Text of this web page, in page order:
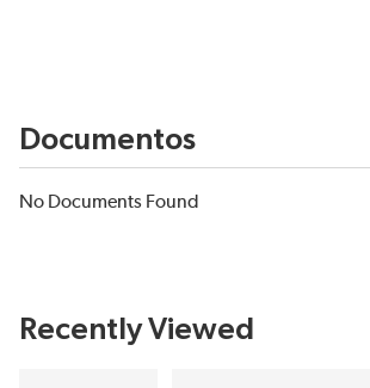
Documentos
No Documents Found
Recently Viewed